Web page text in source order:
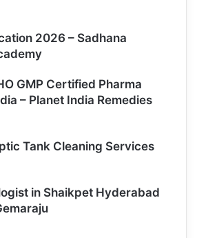
2026 – Sadhana
GMP Certified Pharma
– Planet India Remedies
Tank Cleaning Services
in Shaikpet Hyderabad